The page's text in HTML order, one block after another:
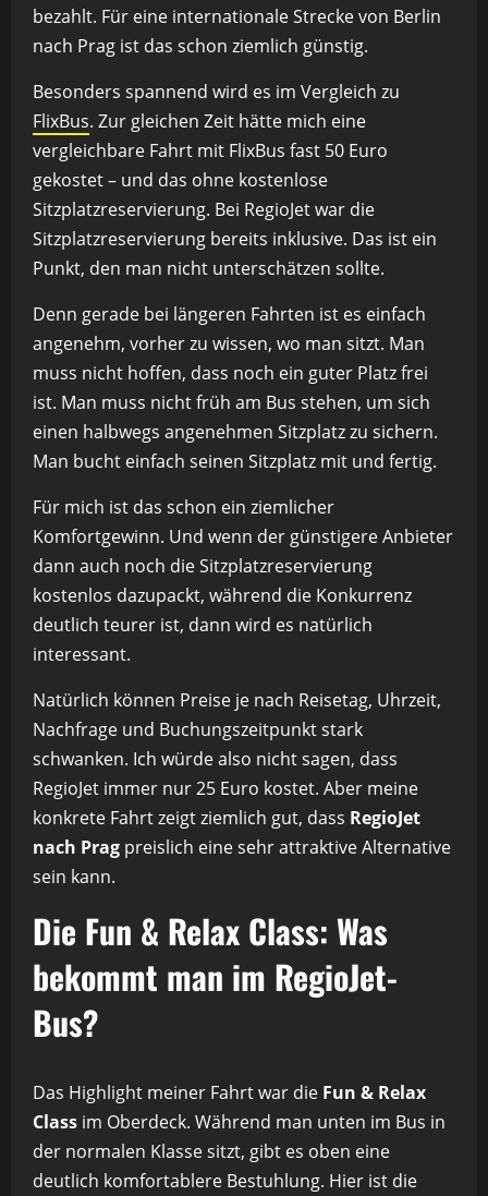
bezahlt. Für eine internationale Strecke von Berlin
nach Prag ist das schon ziemlich günstig.
Besonders spannend wird es im Vergleich zu
FlixBus. Zur gleichen Zeit hätte mich eine
vergleichbare Fahrt mit FlixBus fast 50 Euro
gekostet – und das ohne kostenlose
Sitzplatzreservierung. Bei RegioJet war die
Sitzplatzreservierung bereits inklusive. Das ist ein
Punkt, den man nicht unterschätzen sollte.
Denn gerade bei längeren Fahrten ist es einfach
angenehm, vorher zu wissen, wo man sitzt. Man
muss nicht hoffen, dass noch ein guter Platz frei
ist. Man muss nicht früh am Bus stehen, um sich
einen halbwegs angenehmen Sitzplatz zu sichern.
Man bucht einfach seinen Sitzplatz mit und fertig.
Für mich ist das schon ein ziemlicher
Komfortgewinn. Und wenn der günstigere Anbieter
dann auch noch die Sitzplatzreservierung
kostenlos dazupackt, während die Konkurrenz
deutlich teurer ist, dann wird es natürlich
interessant.
Natürlich können Preise je nach Reisetag, Uhrzeit,
Nachfrage und Buchungszeitpunkt stark
schwanken. Ich würde also nicht sagen, dass
RegioJet immer nur 25 Euro kostet. Aber meine
konkrete Fahrt zeigt ziemlich gut, dass RegioJet
nach Prag preislich eine sehr attraktive Alternative
sein kann.
Die Fun & Relax Class: Was
bekommt man im RegioJet-
Bus?
Das Highlight meiner Fahrt war die Fun & Relax
Class im Oberdeck. Während man unten im Bus in
der normalen Klasse sitzt, gibt es oben eine
deutlich komfortablere Bestuhlung. Hier ist die